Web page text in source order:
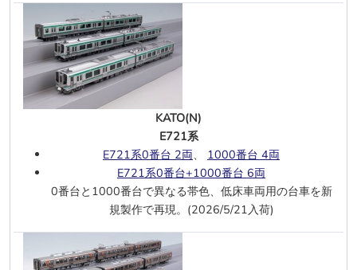
6/30
KATO(N)
883系【ソニック】30周年記念ラッピ
ング 7両
883系【ソニック】リニューアル車(1次
車)基本4両、
オハ14 国鉄仕様
スハフ15 国鉄仕様
エンドウ(J)
キハ65系 エーデル丹後 2両、エーデル
鳥取 5両
6/27
KATO(N)
阿武隈急行 AB900系タイプ(黄) 2両
KATO(N)
E721系
E721系0番台 2両、 1000番台 4両
E721系0番台+1000番台 6両
0番台と1000番台で異なる帯色、低床車両用の台車を新
規製作で再現。(2026/5/21入荷)